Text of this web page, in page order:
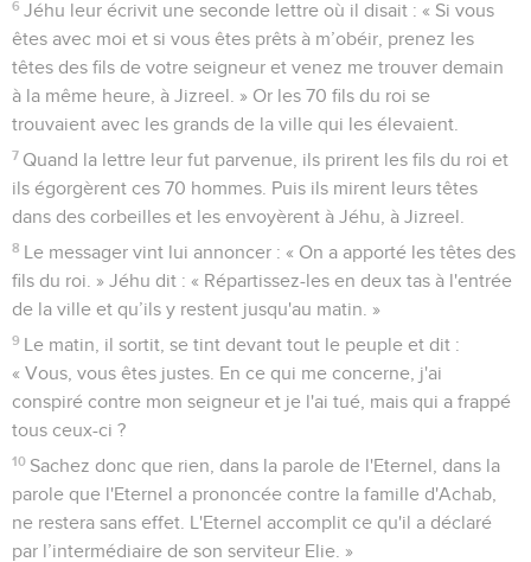
6 Jéhu leur écrivit une seconde lettre où il disait : « Si vous
êtes avec moi et si vous êtes prêts à m’obéir, prenez les
têtes des fils de votre seigneur et venez me trouver demain
à la même heure, à Jizreel. » Or les 70 fils du roi se
trouvaient avec les grands de la ville qui les élevaient.
7 Quand la lettre leur fut parvenue, ils prirent les fils du roi et
ils égorgèrent ces 70 hommes. Puis ils mirent leurs têtes
dans des corbeilles et les envoyèrent à Jéhu, à Jizreel.
8 Le messager vint lui annoncer : « On a apporté les têtes des
fils du roi. » Jéhu dit : « Répartissez-les en deux tas à l'entrée
de la ville et qu’ils y restent jusqu'au matin. »
9 Le matin, il sortit, se tint devant tout le peuple et dit :
« Vous, vous êtes justes. En ce qui me concerne, j'ai
conspiré contre mon seigneur et je l'ai tué, mais qui a frappé
tous ceux-ci ?
10 Sachez donc que rien, dans la parole de l'Eternel, dans la
parole que l'Eternel a prononcée contre la famille d'Achab,
ne restera sans effet. L'Eternel accomplit ce qu'il a déclaré
par l’intermédiaire de son serviteur Elie. »